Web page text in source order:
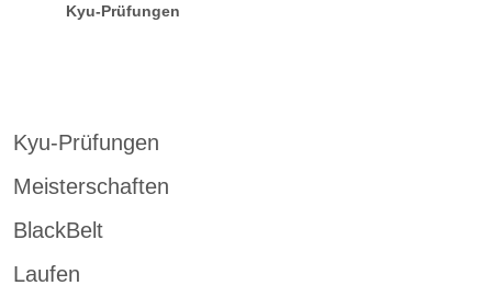
Kyu-Prüfungen
Kyu-Prüfungen
Meisterschaften
BlackBelt
Laufen